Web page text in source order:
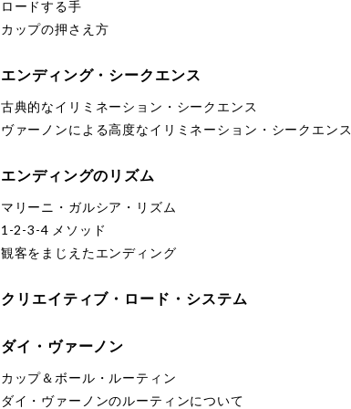
ロードする手
カップの押さえ方
エンディング・シークエンス
古典的なイリミネーション・シークエンス
ヴァーノンによる高度なイリミネーション・シークエンス
エンディングのリズム
マリーニ・ガルシア・リズム
1-2-3-4 メソッド
観客をまじえたエンディング
クリエイティブ・ロード・システム
ダイ・ヴァーノン
カップ＆ボール・ルーティン
ダイ・ヴァーノンのルーティンについて